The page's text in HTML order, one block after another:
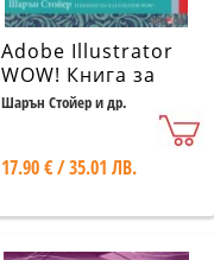
Adobe Illustrator
WOW! Книга за
CS6 и CC (второ
Шарън Стойер и др.
17.90 € / 35.01 ЛВ.